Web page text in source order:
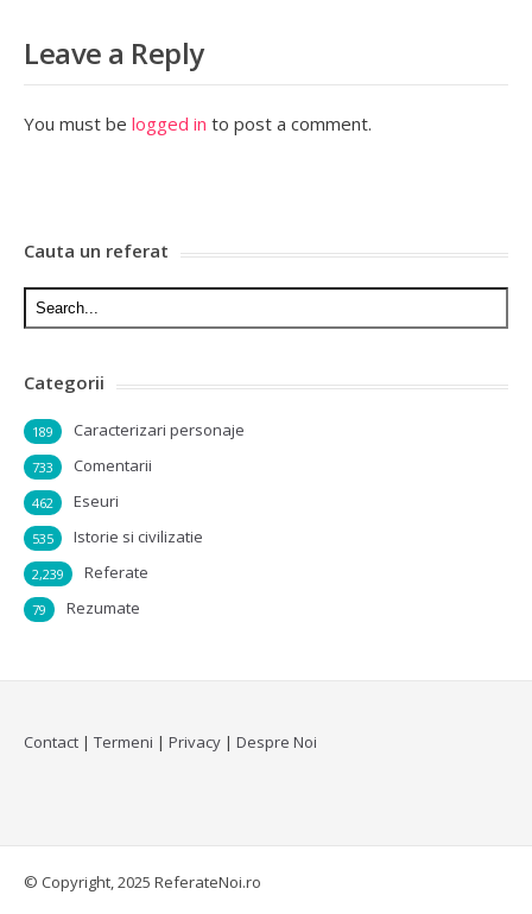
Leave a Reply
You must be logged in to post a comment.
Cauta un referat
Categorii
Caracterizari personaje
189
Comentarii
733
Eseuri
462
Istorie si civilizatie
535
Referate
2,239
Rezumate
79
Contact | Termeni | Privacy | Despre Noi
© Copyright, 2025 ReferateNoi.ro